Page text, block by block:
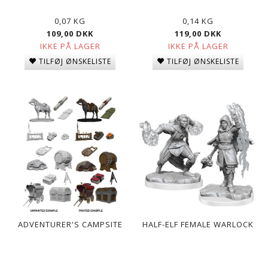
0,07 KG
109,00 DKK
IKKE PÅ LAGER
TILFØJ ØNSKELISTE
0,14 KG
119,00 DKK
IKKE PÅ LAGER
TILFØJ ØNSKELISTE
ADVENTURER'S CAMPSITE HALF-ELF FEMALE WARLOCK